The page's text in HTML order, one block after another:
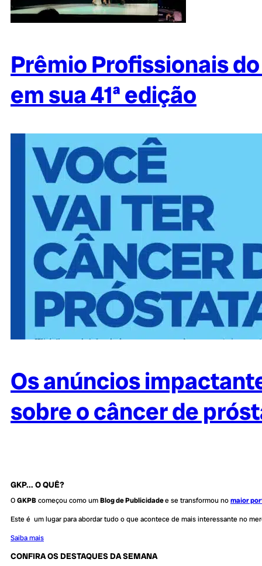
Prêmio Profissionais
em sua 41ª edição
Os anúncios
sobre o câncer de
GKP... O QUÊ?
OGKPBcomeçou como umBlog de Publicidadee se transformou nomaior
Este é um lugar para abordar tudo o que acontece de mais interessante no
Saiba mais
CONFIRA OS DESTAQUES DA SEMANA